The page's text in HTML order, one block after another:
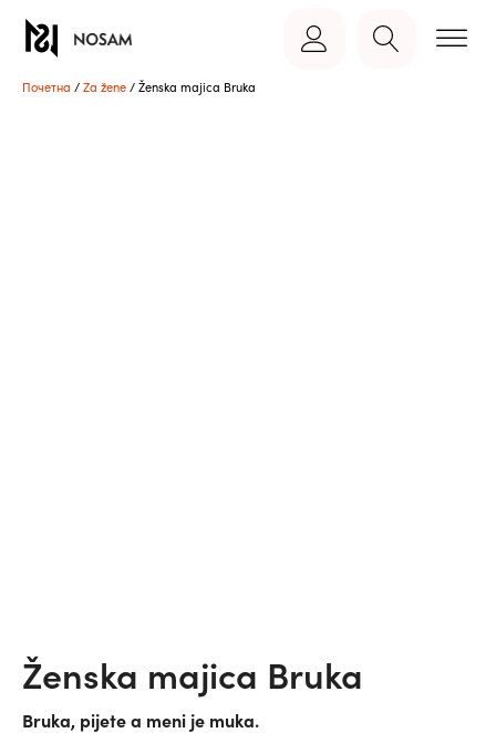
Почетна / Za žene / Ženska majica Bruka
Ženska majica Bruka
Bruka, pijete a meni je muka.